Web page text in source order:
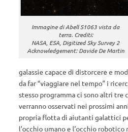
Immagine di Abell S1063 vista da
terra. Crediti:
NASA, ESA, Digitized Sky Survey 2
Acknowledgement: Davide De Martin
galassie capace di distorcere e
da far “viaggiare nel tempo” i
stesso programma ci sono altri tre
verranno osservati nei prossimi
propria flotta di aiutanti galattici
l’occhio umano e l’occhio robotico